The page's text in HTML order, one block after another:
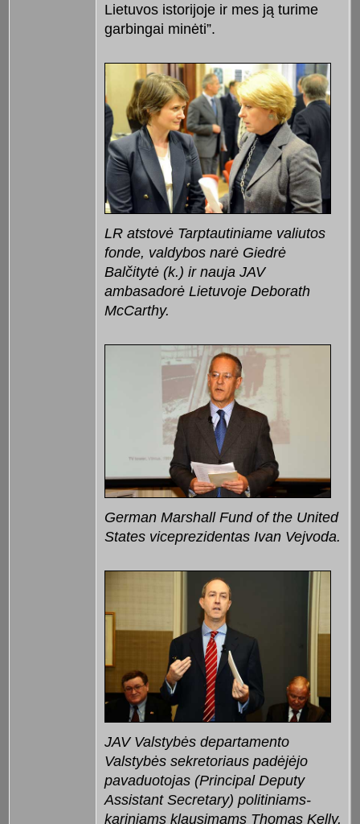
Lietuvos istorijoje ir mes ją turime
garbingai minėti”.
LR atstovė Tarptautiniame valiutos
fonde, valdybos narė Giedrė
Balčitytė (k.) ir nauja JAV
ambasadorė Lietuvoje Deborath
McCarthy.
German Marshall Fund of the United
States viceprezidentas Ivan Vejvoda.
JAV Valstybės departamento
Valstybės sekretoriaus padėjėjo
pavaduotojas (Principal Deputy
Assistant Secretary) politiniams-
kariniams klausimams Thomas Kelly,